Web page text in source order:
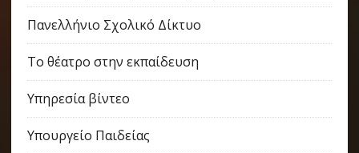
Πανελλήνιο Σχολικό Δίκτυο
Το θέατρο στην εκπαίδευση
Υπηρεσία βίντεο
Υπουργείο Παιδείας